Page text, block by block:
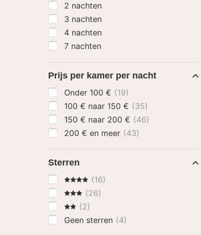
2 nachten
3 nachten
4 nachten
7 nachten
Prijs per kamer per nacht
Onder 100 € (19)
100 € naar 150 € (35)
150 € naar 200 € (46)
200 € en meer (43)
Sterren
4 Sterren(16)
3 Sterren
(26)
2 Sterren
(2)
Geen sterren (4)